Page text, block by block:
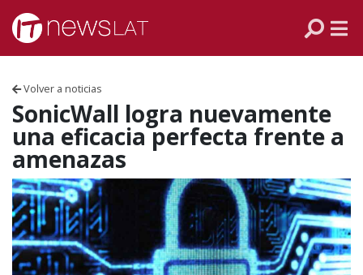
Skip to content
Volver a noticias
SonicWall logra nuevamente
una eficacia perfecta frente a
amenazas ECUADOR
PERÚ
CHILE
ARGENTINA